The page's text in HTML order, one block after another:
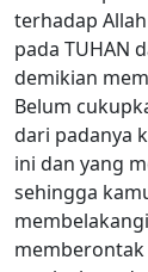
terhadap
pada TUHAN
demikian
Belum
dari padanya
ini dan yang
sehingga
memberontak